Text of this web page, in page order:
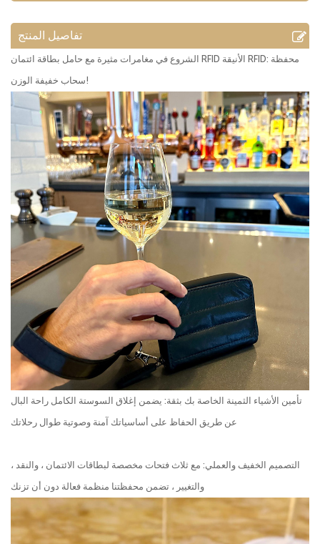
تفاصيل المنتج
الشروع في مغامرات مثيرة مع حامل بطاقة ائتمان RFID الأنيقة RFID: محفظة
سحاب خفيفة الوزن!
تأمين الأشياء الثمينة الخاصة بك بثقة: يضمن إغلاق السوستة الكامل راحة البال
عن طريق الحفاظ على أساسياتك آمنة وصوتية طوال رحلاتك
التصميم الخفيف والعملي: مع ثلاث فتحات مخصصة لبطاقات الائتمان ، والنقد ،
والتغيير ، تضمن محفظتنا منظمة فعالة دون أن تزنك